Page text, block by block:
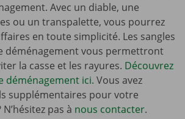
Avec un diable, une
ou un transpalette, vous pourrez
en toute simplicité. Les sangles
déménagement vous permettront
la casse et les rayures. Découvrez
déménagement ici. Vous avez
supplémentaires pour votre
pas à nous contacter.